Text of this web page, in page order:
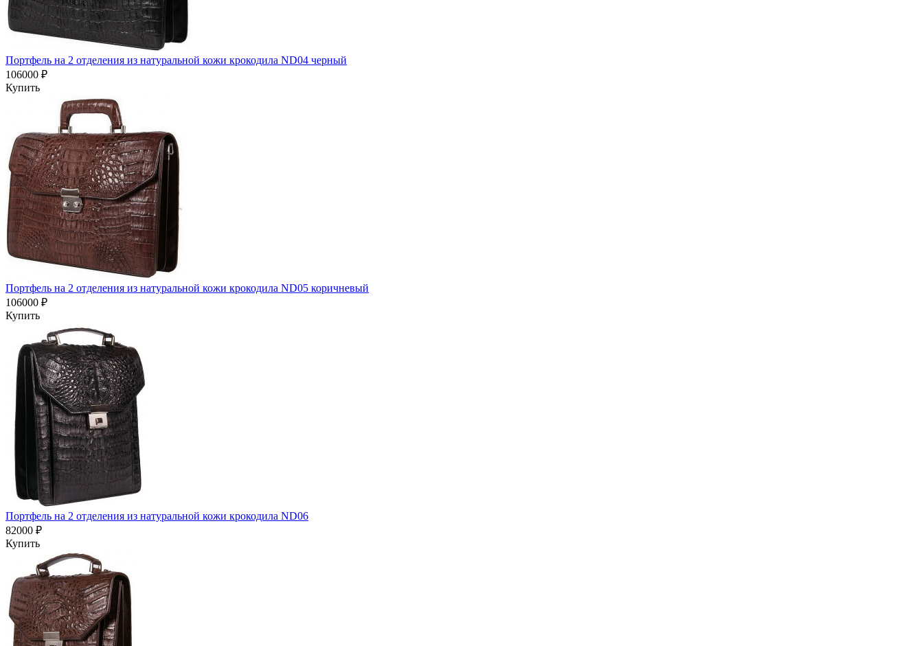
Портфель на 2 отделения из натуральной кожи крокодила ND04 черный
106000 ₽
Купить
Портфель на 2 отделения из натуральной кожи крокодила ND05 коричневый
106000 ₽
Купить
Портфель на 2 отделения из натуральной кожи крокодила ND06
82000 ₽
Купить